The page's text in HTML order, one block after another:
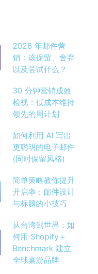
2026 年邮件营
销：该保留、舍弃
以及尝试什么？
30 分钟营销成效
检视：低成本维持
领先的周计划
如何利用 AI 写出
更聪明的电子邮件
(同时保留风格)
简单策略教你提升
开启率：邮件设计
与标题的小技巧
从台湾到世界：如
何用 Shopify＋
Benchmark 建立
全球桌游品牌